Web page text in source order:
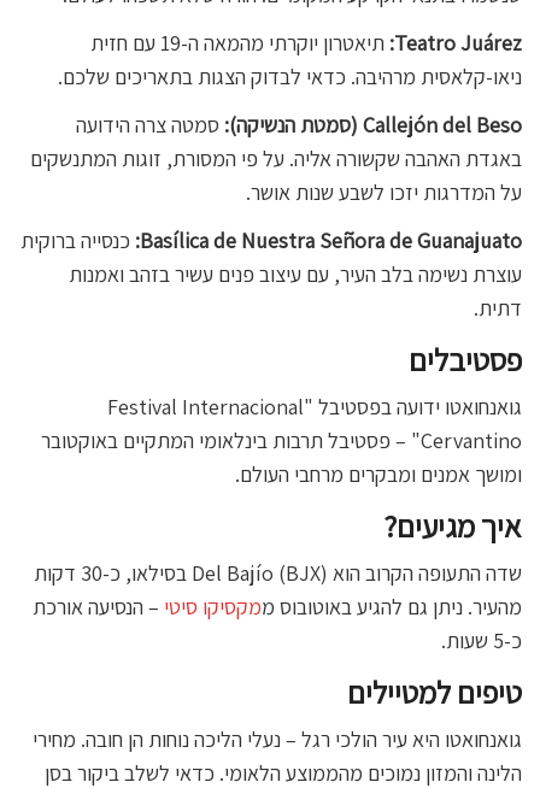
Teatro Juárez:
תיאטרון יוקרתי מהמאה ה-19 עם חזית
ניאו-קלאסית מרהיבה. כדאי לבדוק הצגות בתאריכים שלכם.
Callejón del Beso (סמטת הנשיקה):
סמטה צרה הידועה
באגדת האהבה שקשורה אליה. על פי המסורת, זוגות המתנשקים
על המדרגות יזכו לשבע שנות אושר.
Basílica de Nuestra Señora de Guanajuato: כנסייה ברוקית
עוצרת נשימה בלב העיר, עם עיצוב פנים עשיר בזהב ואמנות
דתית.
פסטיבלים
גואנחואטו ידועה בפסטיבל "Festival Internacional
Cervantino" – פסטיבל תרבות בינלאומי המתקיים באוקטובר
ומושך אמנים ומבקרים מרחבי העולם.
איך מגיעים?
שדה התעופה הקרוב הוא Del Bajío (BJX) בסילאו, כ-30 דקות
מהעיר. ניתן גם להגיע באוטובוס ממקסיקו סיטי – הנסיעה אורכת
כ-5 שעות.
טיפים למטיילים
גואנחואטו היא עיר הולכי רגל – נעלי הליכה נוחות הן חובה. מחירי
הלינה והמזון נמוכים מהממוצע הלאומי. כדאי לשלב ביקור בסן